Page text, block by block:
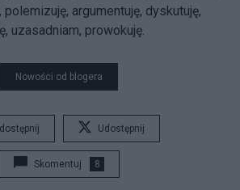
argumentuję, dyskutuję,
uzasadniam, prowokuję.
Nowości od blogera
Udostępnij
Skomentuj 8